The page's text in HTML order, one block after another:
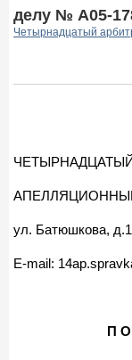
делу № А05-
Четырнадцатый
ул. Батюшкова,
E-mail:
П